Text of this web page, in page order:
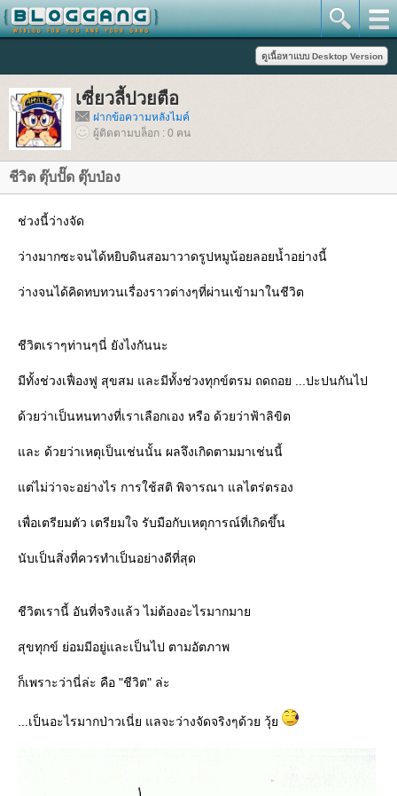
เซี่ยวลี้ปวยตือ
ฝากข้อความหลังไมค์
ผู้ติดตามบล็อก : 0 คน
ชีวิต ตุ๊บปั๊ด ตุ๊บป่อง
ช่วงนี้ว่างจัด
ว่างมากซะจนได้หยิบดินสอมาวาดรูปหมูน้อยลอยน้ำอย่างนี้
ว่างจนได้คิดทบทวนเรื่องราวต่างๆที่ผ่านเข้ามาในชีวิต
ชีวิตเราๆท่านๆนี่ ยังไงกันนะ
มีทั้งช่วงเฟื่องฟู สุขสม และมีทั้งช่วงทุกข์ตรม ถดถอย ...ปะปนกันไป
ด้วยว่าเป็นหนทางที่เราเลือกเอง หรือ ด้วยว่าฟ้าลิขิต
ละ ด้วยว่าเหตุเป็นเช่นนั้น ผลจึงเกิดตามมาเช่นนี้
ต่ไม่ว่าจะอย่างไร การใช้สติ พิจารณา แลไตร่ตรอง
เพื่อเตรียมตัว เตรียมใจ รับมือกับเหตุการณ์ที่เกิดขึ้น
นับเป็นสิ่งที่ควรทำเป็นอย่างดีที่สุด
ชีวิตเรานี้ อันที่จริงแล้ว ไม่ต้องอะไรมากมา
สุขทุกข์ ย่อมมีอยู่และเป็นไป ตามอัตภาพ
ก็เพราะว่านี่ล่ะ คือ "ชีวิต" ล่ะ
...เป็นอะไรมากป่าวเนี่ย แลจะว่างจัดจริงๆด้วย วุ้